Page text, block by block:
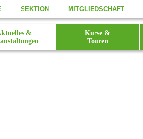
SEKTION MITGLIEDSCHAFT
&
Kurse &
Touren